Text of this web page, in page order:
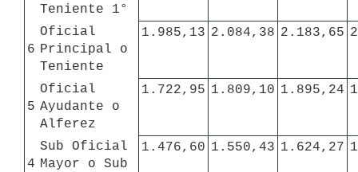
Teniente 1°
6
Oficial
Principal o
Teniente
1.985,13 2.084,38 2.183,65
5
Oficial
Ayudante o
Alferez
1.722,95 1.809,10 1.895,24
4
Sub Oficial
Mayor o Sub
1.476,60 1.550,43 1.624,27